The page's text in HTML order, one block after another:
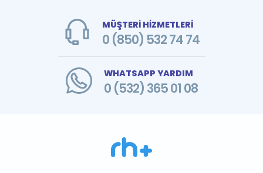
MÜŞTERİ HİZMETLERİ
0 (850) 532 74 74
WHATSAPP YARDIM
0 (532) 365 01 08